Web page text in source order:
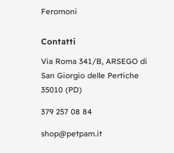
Feromoni
Contatti
Via Roma 341/B, ARSEGO di
San Giorgio delle Pertiche
35010 (PD)
379 257 08 84
shop@petpam.it